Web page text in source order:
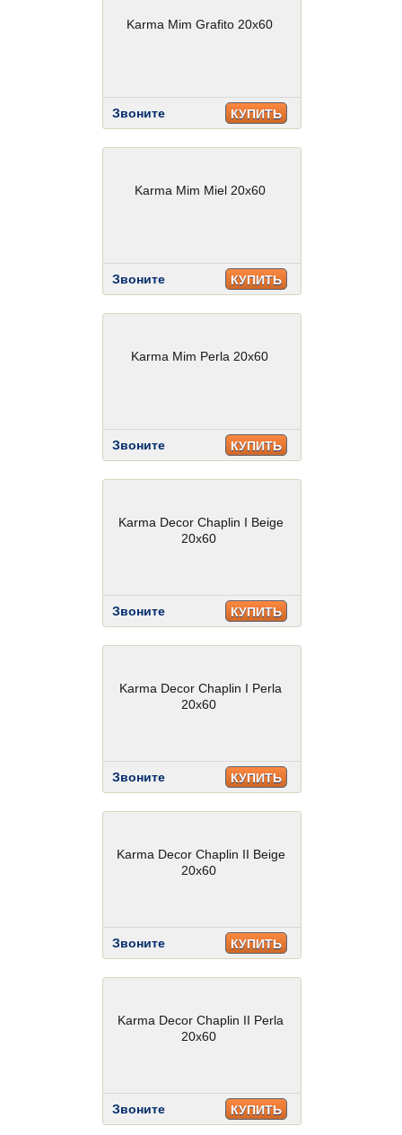
Karma Mim Grafito 20x60
Звоните КУПИТЬ
Karma Mim Miel 20x60
Звоните КУПИТЬ
Karma Mim Perla 20x60
Звоните КУПИТЬ
Karma Decor Chaplin I Beige
20x60
Звоните КУПИТЬ
Karma Decor Chaplin I Perla
20x60
Звоните КУПИТЬ
Karma Decor Chaplin II Beige
20x60
Звоните КУПИТЬ
Karma Decor Chaplin II Perla
20x60
Звоните КУПИТЬ